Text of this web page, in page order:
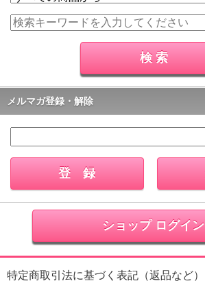
メルマガ登録・解除
ショップ ログイン
特定商取引法に基づく表記（返品など）